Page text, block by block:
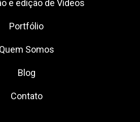
e edição de Vídeos
Portfólio
Quem Somos
Blog
Contato